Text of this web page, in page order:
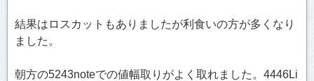
結果はロスカットもありましたが利食いの方が多くなり
ました。
朝方の5243noteでの値幅取りがよく取れました。4446Li